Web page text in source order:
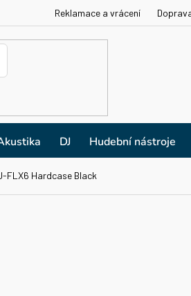
Reklamace a vrácení
DJ Hudební nástroje
FLX6 Hardcase Black